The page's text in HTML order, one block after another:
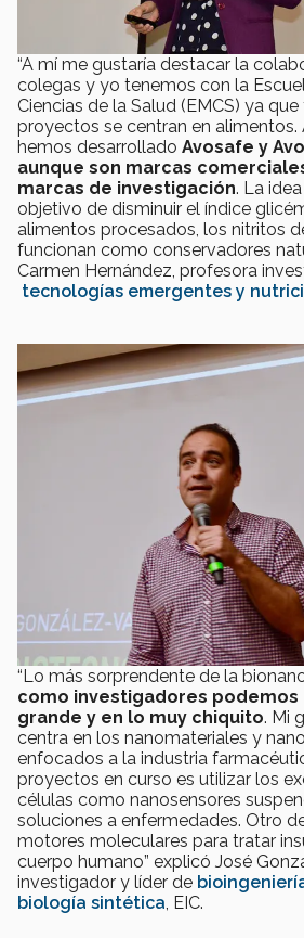
“A mí me gustaría destacar la
colegas y yo tenemos con la
Ciencias de la Salud (EMCS) ya
proyectos se centran en alimentos.
hemos desarrollado Avosafe y
aunque son marcas
marcas de investigación. La
objetivo de disminuir el índice
alimentos procesados, los nitritos
funcionan como conservadores
Carmen Hernández, profesora
tecnologías emergentes y
“Lo más sorprendente de la
como investigadores podemos
grande y en lo muy chiquito. Mi
centra en los nanomateriales y
enfocados a la industria
proyectos en curso es utilizar los
células como nanosensores
soluciones a enfermedades. Otro
motores moleculares para tratar
cuerpo humano” explicó José
investigador y líder de
biología sintética , EIC.